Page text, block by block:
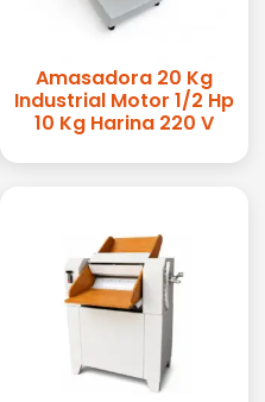
Amasadora 20 Kg
Industrial Motor 1/2 Hp
10 Kg Harina 220 V